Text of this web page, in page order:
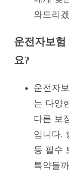
와드리
운전자보험
요?
운전자
는 다양
다른 보
입니다.
등 필수
특약들